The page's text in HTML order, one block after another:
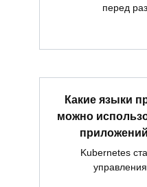
перед
Какие языки
можно
Kubernetes